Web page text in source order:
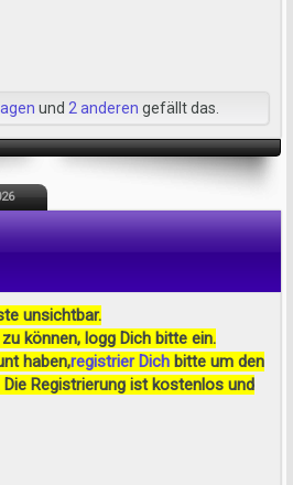
und 2 anderen gefällt das.
unsichtbar.
können, logg Dich bitte ein.
haben,registrier Dich bitte um den
Registrierung ist kostenlos und